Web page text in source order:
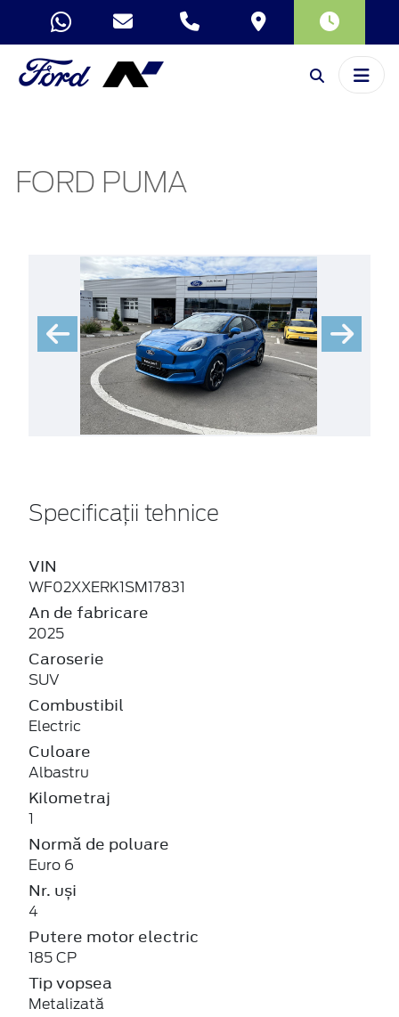
FORD PUMA
Specificații tehnice
VIN
WF02XXERK1SM17831
An de fabricare
2025
Caroserie
SUV
Combustibil
Electric
Culoare
Albastru
Kilometraj
1
Normă de poluare
Euro 6
Nr. uși
4
Putere motor electric
185 CP
Tip vopsea
Metalizată